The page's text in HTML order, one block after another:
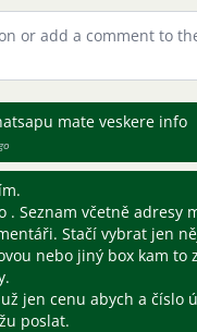
mate veskere info
. Seznam včetně adresy
Stačí vybrat jen
nebo jiný box kam to
jen cenu abych a číslo
poslat.